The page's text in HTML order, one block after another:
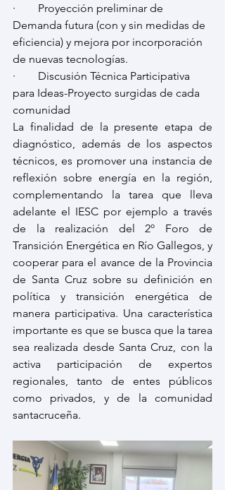
·        Proyección preliminar de
Demanda futura (con y sin medidas de
eficiencia) y mejora por incorporación
de nuevas tecnologías.
·        Discusión Técnica Participativa
para Ideas-Proyecto surgidas de cada
comunidad
La finalidad de la presente etapa de
diagnóstico, además de los aspectos
técnicos, es promover una instancia de
reflexión sobre energía en la región,
complementando la tarea que lleva
adelante el IESC por ejemplo a través
de la realización del 2º Foro de
Transición Energética en Río Gallegos, y
cooperar para el avance de la Provincia
de Santa Cruz sobre su definición en
política y transición energética de
manera participativa. Una característica
importante es que se busca que la tarea
sea realizada desde Santa Cruz, con la
activa participación de expertos
regionales, tanto de entes públicos
como privados, y de la comunidad
santacruceña.